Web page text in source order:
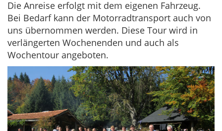
Die Anreise erfolgt mit dem eigenen Fahrzeug.
Bei Bedarf kann der Motorradtransport auch von
uns übernommen werden. Diese Tour wird in
verlängerten Wochenenden und auch als
Wochentour angeboten.
Previous Next